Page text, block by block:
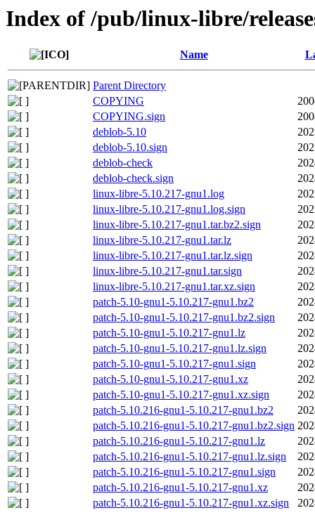
Index of /pub/linux-libre/
Name
Parent Directory
COPYING
COPYING.sign
deblob-5.10
deblob-5.10.sign
deblob-check
deblob-check.sign
linux-libre-5.10.217-gnu1.log
linux-libre-5.10.217-gnu1.log.sign
linux-libre-5.10.217-gnu1.tar.bz2.sign
linux-libre-5.10.217-gnu1.tar.lz
linux-libre-5.10.217-gnu1.tar.lz.sign
linux-libre-5.10.217-gnu1.tar.sign
linux-libre-5.10.217-gnu1.tar.xz.sign
patch-5.10-gnu1-5.10.217-gnu1.bz2
patch-5.10-gnu1-5.10.217-gnu1.bz2.sign
patch-5.10-gnu1-5.10.217-gnu1.lz
patch-5.10-gnu1-5.10.217-gnu1.lz.sign
patch-5.10-gnu1-5.10.217-gnu1.sign
patch-5.10-gnu1-5.10.217-gnu1.xz
patch-5.10-gnu1-5.10.217-gnu1.xz.sign
patch-5.10.216-gnu1-5.10.217-gnu1.bz2
patch-5.10.216-gnu1-5.10.217-gnu1.bz2.sign
patch-5.10.216-gnu1-5.10.217-gnu1.lz
patch-5.10.216-gnu1-5.10.217-gnu1.lz.sign
patch-5.10.216-gnu1-5.10.217-gnu1.sign
patch-5.10.216-gnu1-5.10.217-gnu1.xz
patch-5.10.216-gnu1-5.10.217-gnu1.xz.sign